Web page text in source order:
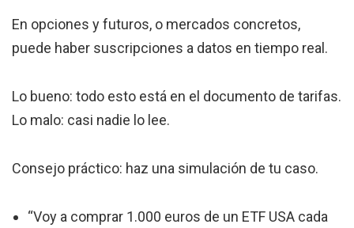
En opciones y futuros, o mercados concretos,
puede haber suscripciones a datos en tiempo real.
Lo bueno: todo esto está en el documento de tarifas.
Lo malo: casi nadie lo lee.
Consejo práctico: haz una simulación de tu caso.
“Voy a comprar 1.000 euros de un ETF USA cada